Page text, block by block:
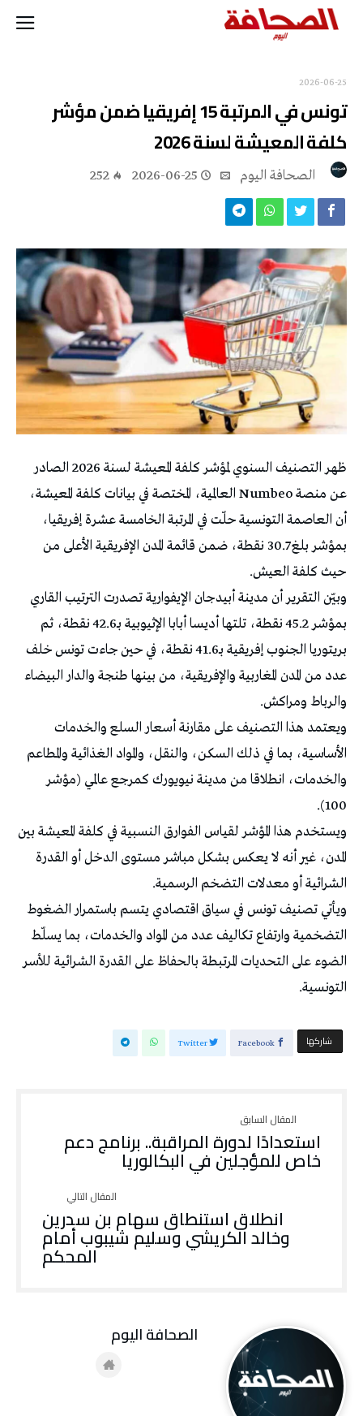
2026-06-25
تونس في المرتبة 15 إفريقيا ضمن مؤشر
كلفة المعيشة لسنة 2026
2026-06-25
252
ظهر التصنيف السنوي لمؤشر كلفة المعيشة لسنة 2026 الصادر
عن منصة Numbeo العالمية، المختصة في بيانات كلفة المعيشة،
أن العاصمة التونسية حلّت في المرتبة الخامسة عشرة إفريقيا،
بمؤشر بلغ 30.7 نقطة، ضمن قائمة المدن الإفريقية الأعلى من
حيث كلفة العيش.
وبيّن التقرير أن مدينة أبيدجان الإيفوارية تصدرت الترتيب القاري
بمؤشر 45.2 نقطة، تلتها أديسا أبابا الإثيوبية بـ42.6 نقطة، ثم
بريتوريا الجنوب إفريقية بـ41.6 نقطة، في حين جاءت تونس خلف
عدد من المدن المغاربية والإفريقية، من بينها طنجة والدار البيضاء
والرباط ومراكش.
ويعتمد هذا التصنيف على مقارنة أسعار السلع والخدمات
الأساسية، بما في ذلك السكن، والنقل، والمواد الغذائية والمطاعم
والخدمات، انطلاقا من مدينة نيويورك كمرجع عالمي (مؤشر
100).
ويستخدم هذا المؤشر لقياس الفوارق النسبية في كلفة المعيشة بين
المدن، غير أنه لا يعكس بشكل مباشر مستوى الدخل أو القدرة
الشرائية أو معدلات التضخم الرسمية.
ويأتي تصنيف تونس في سياق اقتصادي يتسم باستمرار الضغوط
التضخمية وارتفاع تكاليف عدد من المواد والخدمات، بما يسلّط
الضوء على التحديات المرتبطة بالحفاظ على القدرة الشرائية للأسر
التونسية.
‫‫ شاركها‬ Facebook
Twitter
استعدادًا لدورة المراقبة.. برنامج دعم
خاص للمؤجلين في البكالوريا
انطلاق استنطاق سهام بن سدرين
وخالد الكريشي وسليم شيبوب أمام
المحكم